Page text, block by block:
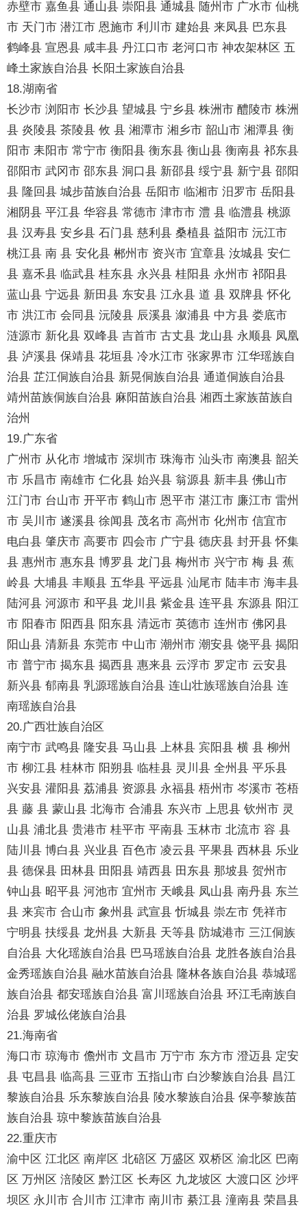
赤壁市 嘉鱼县 通山县 崇阳县 通城县 随州市 广水市 仙桃
市 天门市 潜江市 恩施市 利川市 建始县 来凤县 巴东县
鹤峰县 宣恩县 咸丰县 丹江口市 老河口市 神农架林区 五
峰土家族自治县 长阳土家族自治县
18.湖南省
长沙市 浏阳市 长沙县 望城县 宁乡县 株洲市 醴陵市 株洲
县 炎陵县 茶陵县 攸 县 湘潭市 湘乡市 韶山市 湘潭县 衡
阳市 耒阳市 常宁市 衡阳县 衡东县 衡山县 衡南县 祁东县
邵阳市 武冈市 邵东县 洞口县 新邵县 绥宁县 新宁县 邵阳
县 隆回县 城步苗族自治县 岳阳市 临湘市 汨罗市 岳阳县
湘阴县 平江县 华容县 常德市 津市市 澧 县 临澧县 桃源
县 汉寿县 安乡县 石门县 慈利县 桑植县 益阳市 沅江市
桃江县 南 县 安化县 郴州市 资兴市 宜章县 汝城县 安仁
县 嘉禾县 临武县 桂东县 永兴县 桂阳县 永州市 祁阳县
蓝山县 宁远县 新田县 东安县 江永县 道 县 双牌县 怀化
市 洪江市 会同县 沅陵县 辰溪县 溆浦县 中方县 娄底市
涟源市 新化县 双峰县 吉首市 古丈县 龙山县 永顺县 凤凰
县 泸溪县 保靖县 花垣县 冷水江市 张家界市 江华瑶族自
治县 芷江侗族自治县 新晃侗族自治县 通道侗族自治县
靖州苗族侗族自治县 麻阳苗族自治县 湘西土家族苗族自
治州
19.广东省
广州市 从化市 增城市 深圳市 珠海市 汕头市 南澳县 韶关
市 乐昌市 南雄市 仁化县 始兴县 翁源县 新丰县 佛山市
江门市 台山市 开平市 鹤山市 恩平市 湛江市 廉江市 雷州
市 吴川市 遂溪县 徐闻县 茂名市 高州市 化州市 信宜市
电白县 肇庆市 高要市 四会市 广宁县 德庆县 封开县 怀集
县 惠州市 惠东县 博罗县 龙门县 梅州市 兴宁市 梅 县 蕉
岭县 大埔县 丰顺县 五华县 平远县 汕尾市 陆丰市 海丰县
陆河县 河源市 和平县 龙川县 紫金县 连平县 东源县 阳江
市 阳春市 阳西县 阳东县 清远市 英德市 连州市 佛冈县
阳山县 清新县 东莞市 中山市 潮州市 潮安县 饶平县 揭阳
市 普宁市 揭东县 揭西县 惠来县 云浮市 罗定市 云安县
新兴县 郁南县 乳源瑶族自治县 连山壮族瑶族自治县 连
南瑶族自治县
20.广西壮族自治区
南宁市 武鸣县 隆安县 马山县 上林县 宾阳县 横 县 柳州
市 柳江县 桂林市 阳朔县 临桂县 灵川县 全州县 平乐县
兴安县 灌阳县 荔浦县 资源县 永福县 梧州市 岑溪市 苍梧
县 藤 县 蒙山县 北海市 合浦县 东兴市 上思县 钦州市 灵
山县 浦北县 贵港市 桂平市 平南县 玉林市 北流市 容 县
陆川县 博白县 兴业县 百色市 凌云县 平果县 西林县 乐业
县 德保县 田林县 田阳县 靖西县 田东县 那坡县 贺州市
钟山县 昭平县 河池市 宜州市 天峨县 凤山县 南丹县 东兰
县 来宾市 合山市 象州县 武宣县 忻城县 崇左市 凭祥市
宁明县 扶绥县 龙州县 大新县 天等县 防城港市 三江侗族
自治县 大化瑶族自治县 巴马瑶族自治县 龙胜各族自治县
金秀瑶族自治县 融水苗族自治县 隆林各族自治县 恭城瑶
族自治县 都安瑶族自治县 富川瑶族自治县 环江毛南族自
治县 罗城仫佬族自治县
21.海南省
海口市 琼海市 儋州市 文昌市 万宁市 东方市 澄迈县 定安
县 屯昌县 临高县 三亚市 五指山市 白沙黎族自治县 昌江
黎族自治县 乐东黎族自治县 陵水黎族自治县 保亭黎族苗
族自治县 琼中黎族苗族自治县
22.重庆市
渝中区 江北区 南岸区 北碚区 万盛区 双桥区 渝北区 巴南
区 万州区 涪陵区 黔江区 长寿区 九龙坡区 大渡口区 沙坪
坝区 永川市 合川市 江津市 南川市 綦江县 潼南县 荣昌县